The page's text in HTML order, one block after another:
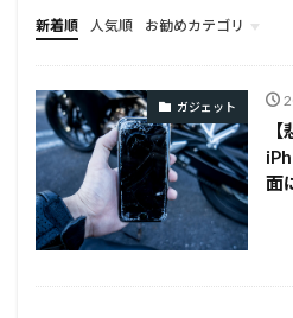
新着順 人気順 お勧めカテゴリ
TOP
ガジェット
面